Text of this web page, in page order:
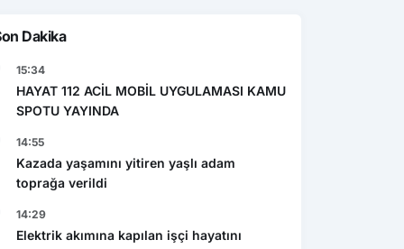
Dakika
15:34
HAYAT 112 ACİL MOBİL UYGULAMASI KAMU
SPOTU YAYINDA
14:55
Kazada yaşamını yitiren yaşlı adam
toprağa verildi
14:29
Elektrik akımına kapılan işçi hayatını